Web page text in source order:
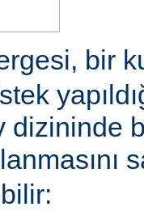
bir
dizininde